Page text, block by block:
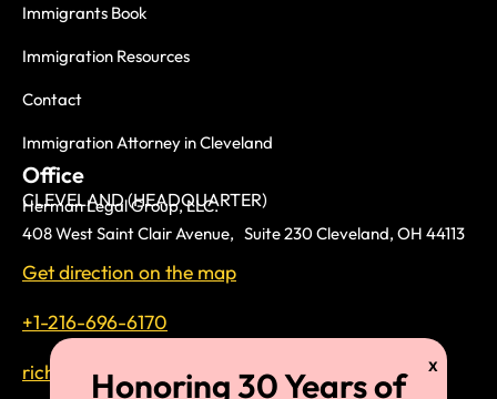
Immigrants Book
Immigration Resources
Contact
Immigration Attorney in Cleveland
Office
CLEVELAND (HEADQUARTER)
Herman Legal Group, LLC.
408 West Saint Clair Avenue, Suite 230 Cleveland, OH 44113
Get direction on the map
+1-216-696-6170
richardtmherman@gmail.com